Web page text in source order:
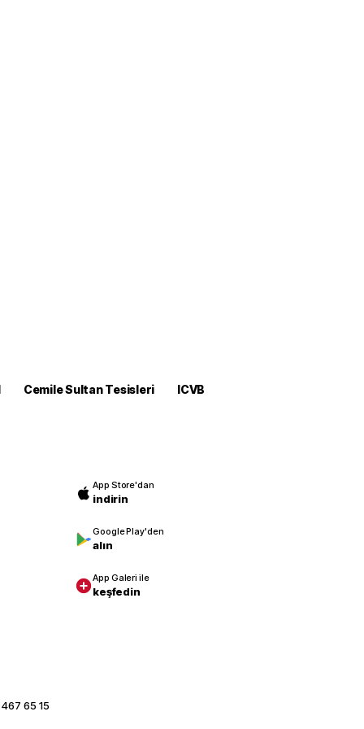
Cemile Sultan Tesisleri
ICVB
App Store'dan
indirin
Google Play'den
alın
App Galeri ile
keşfedin
65 15